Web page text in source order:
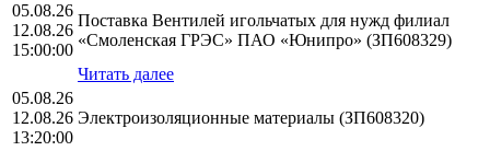
05.08.26
12.08.26
15:00:00
Поставка Вентилей игольчатых для нужд филиал
«Смоленская ГРЭС» ПАО «Юнипро» (ЗП608329)
Читать далее
05.08.26
12.08.26
13:20:00
Электроизоляционные материалы (ЗП608320)